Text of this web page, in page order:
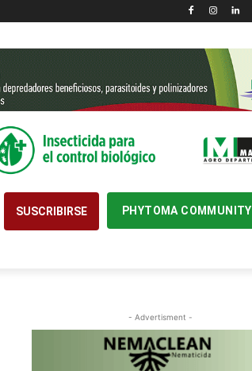
SUSCRIBIRSE PHYTOMA COMMUNITY
- Advertisment -